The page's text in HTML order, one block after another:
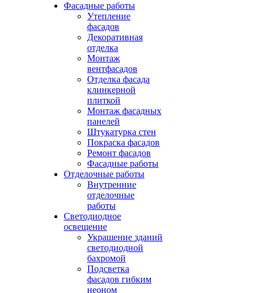
Фасадные работы
Утепление
фасадов
Декоративная
отделка
Монтаж
вентфасадов
Отделка фасада
клинкерной
плиткой
Монтаж фасадных
панелей
Штукатурка стен
Покраска фасадов
Ремонт фасадов
Фасадные работы
Отделочные работы
Внутренние
отделочные
работы
Светодиодное
освещение
Украшение зданий
светодиодной
бахромой
Подсветка
фасадов гибким
неоном